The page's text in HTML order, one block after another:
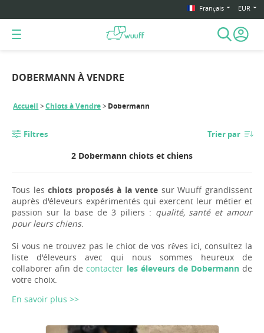
Français EUR
DOBERMANN À VENDRE
Accueil Chiots à Vendre Dobermann
Filtres Trier par
2 Dobermann chiots et chiens
Tous leschiots proposés à la vente sur Wuuff grandissent
auprès d'éleveurs expérimentés qui exercent leur métier et
passion sur la base de 3 piliers : qualité, santé et amour
pour leurs chiens.
Si vous ne trouvez pas le chiot de vos rêves ici, consultez la
liste d'éleveurs avec qui nous sommes heureux de
collaborer afin decontacter les éleveurs de Dobermannde
votre choix.
En savoir plus >>